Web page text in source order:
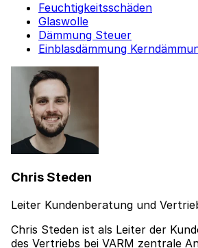
Feuchtigkeitsschäden
Glaswolle
Dämmung Steuer
Einblasdämmung
Chris Steden
Leiter Kundenberatung und
Chris Steden ist als Leiter der
des Vertriebs bei VARM zentrale